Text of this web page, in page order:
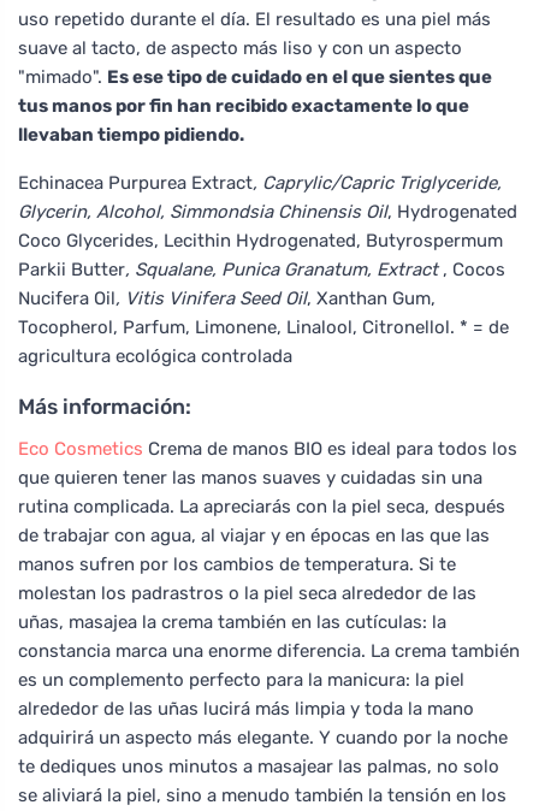
uso repetido durante el día. El resultado es una piel más
suave al tacto, de aspecto más liso y con un aspecto
"mimado". Es ese tipo de cuidado en el que sientes que
tus manos por fin han recibido exactamente lo que
llevaban tiempo pidiendo.
Echinacea Purpurea Extract, Caprylic/Capric Triglyceride,
Glycerin, Alcohol, Simmondsia Chinensis Oil, Hydrogenated
Coco Glycerides, Lecithin Hydrogenated, Butyrospermum
Parkii Butter, Squalane, Punica Granatum, Extract, Cocos
Nucifera Oil, Vitis Vinifera Seed Oil, Xanthan Gum,
Tocopherol, Parfum, Limonene, Linalool, Citronellol. * = de
agricultura ecológica controlada
Más información:
Eco Cosmetics Crema de manos BIO es ideal para todos los
que quieren tener las manos suaves y cuidadas sin una
rutina complicada. La apreciarás con la piel seca, después
de trabajar con agua, al viajar y en épocas en las que las
manos sufren por los cambios de temperatura. Si te
molestan los padrastros o la piel seca alrededor de las
uñas, masajea la crema también en las cutículas: la
constancia marca una enorme diferencia. La crema también
es un complemento perfecto para la manicura: la piel
alrededor de las uñas lucirá más limpia y toda la mano
adquirirá un aspecto más elegante. Y cuando por la noche
te dediques unos minutos a masajear las palmas, no solo
se aliviará la piel, sino a menudo también la tensión en los